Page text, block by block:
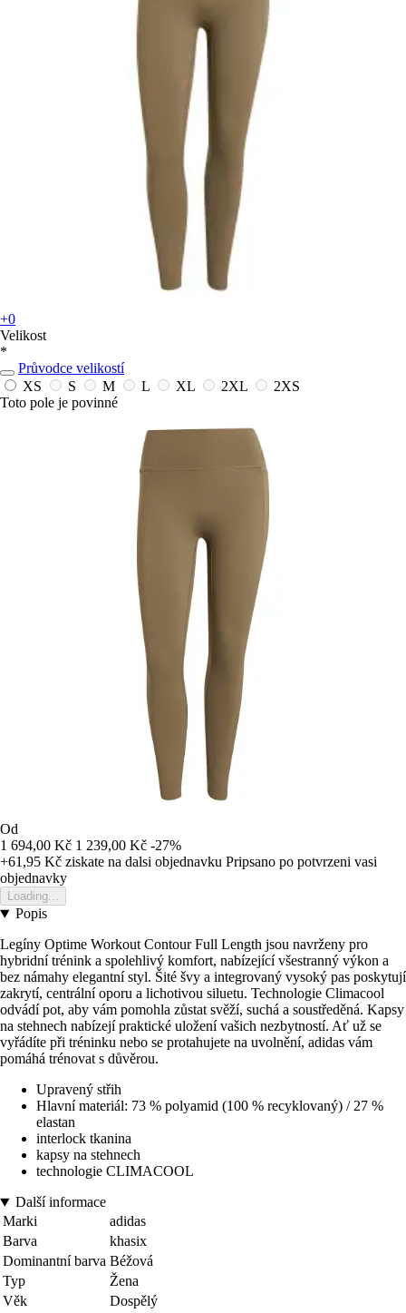
+0
Velikost
*
Průvodce velikostí
XS
S M L XL 2XL
2XS
Toto pole je povinné
Od
1 694,00 Kč 1 239,00 Kč -27%
+61,95 Kč ziskate na dalsi objednavku Pripsano po potvrzeni vasi
objednavky
Loading...
Popis
Legíny Optime Workout Contour Full Length jsou navrženy pro
hybridní trénink a spolehlivý komfort, nabízející všestranný výkon a
bez námahy elegantní styl. Šité švy a integrovaný vysoký pas poskytují
zakrytí, centrální oporu a lichotivou siluetu. Technologie Climacool
odvádí pot, aby vám pomohla zůstat svěží, suchá a soustředěná. Kapsy
na stehnech nabízejí praktické uložení vašich nezbytností. Ať už se
vyřádíte při tréninku nebo se protahujete na uvolnění, adidas vám
pomáhá trénovat s důvěrou.
Upravený střih
Hlavní materiál: 73 % polyamid (100 % recyklovaný) / 27 %
elastan
interlock tkanina
kapsy na stehnech
technologie CLIMACOOL
Další informace
Marki
adidas
Barva
khasix
Dominantní barva Béžová
Typ
Žena
Věk
Dospělý